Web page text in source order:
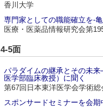
香川大学
専門家としての職能確立を‐
医療・医薬品情報研究会第
4-5面
パラダイムの継承とその未
医学部臨床教授）に聞く
第67回日本東洋医学会学術総
スポンサードセミナーを会